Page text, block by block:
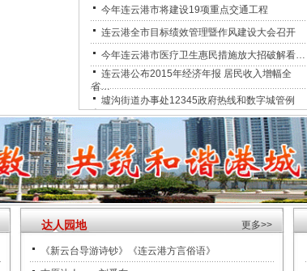
今年连云港市将建设19项重点交通工程
连云港全市目标绩效管理暨作风建设大会召开
今年连云港市医疗卫生惠民措施放大招破解看…
连云港公布2015年经济年报 居民收入增幅全
省…
墟沟街道办事处12345政府热线和数字城管例
会…
达人园地 更多>>
《新云台导游诗钞》《连云港方言俗语》